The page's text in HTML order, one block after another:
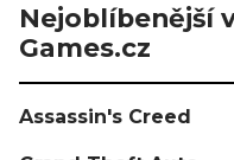
Nejoblíbenější
Games.cz
Assassin's Creed